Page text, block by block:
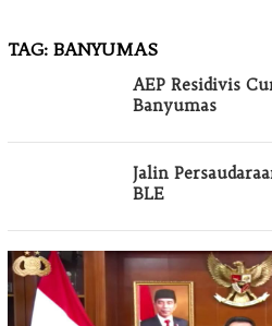
TAG: BANYUMAS
AEP Residivis
Banyumas
Jalin
BLE